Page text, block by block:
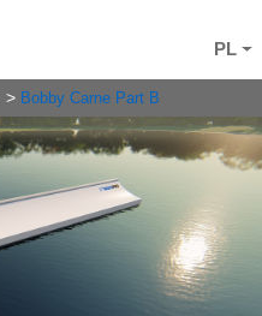
PL
Bobby Carne Part B